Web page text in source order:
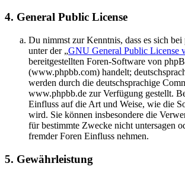
4. General Public License
Du nimmst zur Kenntnis, dass es sich
unter der „GNU General Public License
bereitgestellten Foren-Software von
(www.phpbb.com) handelt;
werden durch die deutschsprachige
www.phpbb.de zur Verfügung gestellt.
Einfluss auf die Art und Weise, wie die
wird. Sie können insbesondere die
für bestimmte Zwecke nicht untersagen
fremder Foren Einfluss nehmen.
5. Gewährleistung